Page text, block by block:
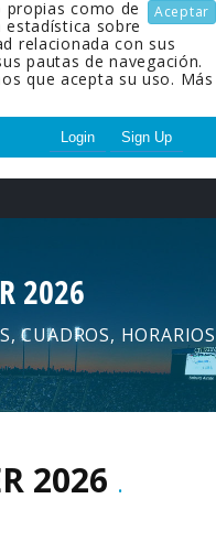
Aceptar
como de
sobre
relacionada con sus
pautas de navegación.
que acepta su uso. Más
Login Sign Up
2026
CUADROS, HORARIOS
2026 .